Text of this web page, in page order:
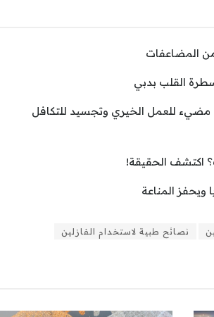
من المضاعفات
القلب بدبي
للعمل الخيري وتجسيد للتكافل
اكتشف الحقيقة!
المناعة
نصائح طبية لاستخدام الفازلين